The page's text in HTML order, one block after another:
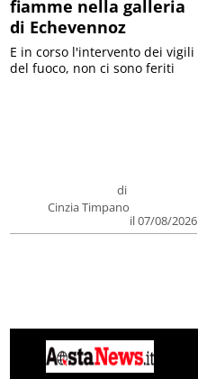
fiamme nella galleria
di Echevennoz
di
Cinzia Timpano
il 07/08/2026
E in corso l'intervento dei vigili
del fuoco, non ci sono feriti